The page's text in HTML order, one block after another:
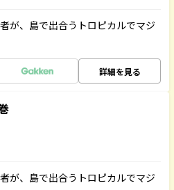
が、島で出合うトロピカルでマジ
詳細を見る
が、島で出合うトロピカルでマジ